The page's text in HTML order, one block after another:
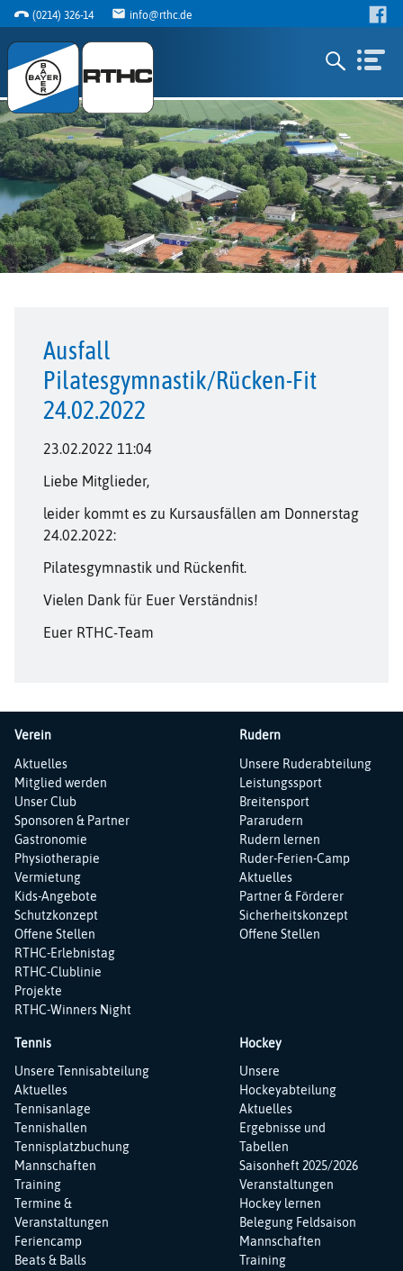
(0214) 326-14 info@rthc.de
Ausfall
Pilatesgymnastik/Rücken-Fit
24.02.2022
23.02.2022 11:04
Liebe Mitglieder,
leider kommt es zu Kursausfällen am Donnerstag
24.02.2022:
Pilatesgymnastik und Rückenfit.
Vielen Dank für Euer Verständnis!
Euer RTHC-Team
Verein
Navigation
überspringen
Aktuelles
Mitglied werden
Unser Club
Sponsoren & Partner
Gastronomie
Physiotherapie
Vermietung
Kids-Angebote
Schutzkonzept
Offene Stellen
RTHC-Erlebnistag
RTHC-Clublinie
Projekte
RTHC-Winners Night
Rudern
Navigation
überspringen
Unsere Ruderabteilung
Leistungssport
Breitensport
Pararudern
Rudern lernen
Ruder-Ferien-Camp
Aktuelles
Partner & Förderer
Sicherheitskonzept
Offene Stellen
Tennis
Navigation
überspringen
Unsere Tennisabteilung
Aktuelles
Tennisanlage
Tennishallen
Tennisplatzbuchung
Mannschaften
Training
Termine &
Veranstaltungen
Feriencamp
Beats & Balls
Hockey
Navigation
überspringen
Unsere
Hockeyabteilung
Aktuelles
Ergebnisse und
Tabellen
Saisonheft 2025/2026
Veranstaltungen
Hockey lernen
Belegung Feldsaison
Mannschaften
Training